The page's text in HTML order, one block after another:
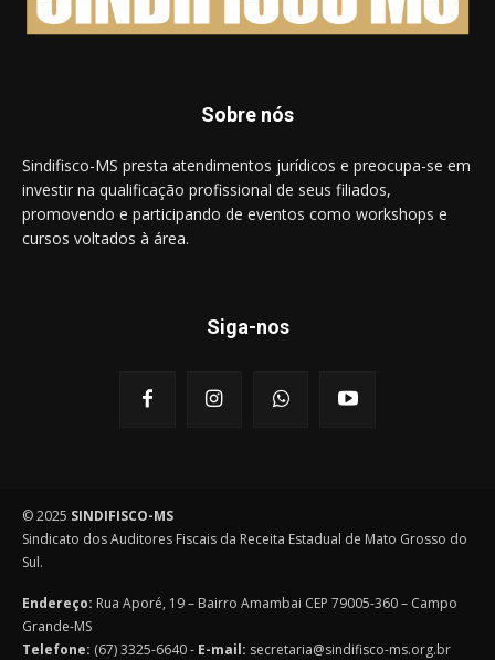
Sobre nós
Sindifisco-MS presta atendimentos jurídicos e preocupa-se em
investir na qualificação profissional de seus filiados,
promovendo e participando de eventos como workshops e
cursos voltados à área.
Siga-nos
© 2025 SINDIFISCO-MS
Sindicato dos Auditores Fiscais da Receita Estadual de Mato Grosso do
Sul.
Endereço: Rua Aporé, 19 – Bairro Amambai CEP 79005-360 – Campo
Grande-MS
Telefone: (67) 3325-6640 - E-mail: secretaria@sindifisco-ms.org.br